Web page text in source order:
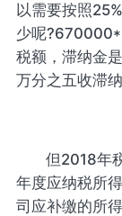
以需要按照
少呢
税额，滞纳金
万分之五收滞纳
但2018年
年度应纳税所
司应补缴的所